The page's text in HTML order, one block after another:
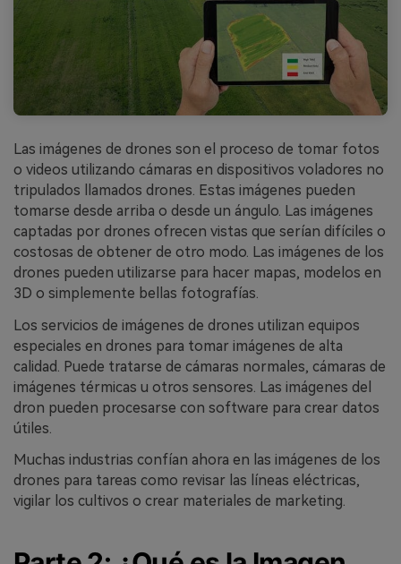
Las imágenes de drones son el proceso de tomar fotos
o videos utilizando cámaras en dispositivos voladores no
tripulados llamados drones. Estas imágenes pueden
tomarse desde arriba o desde un ángulo. Las imágenes
captadas por drones ofrecen vistas que serían difíciles o
costosas de obtener de otro modo. Las imágenes de los
drones pueden utilizarse para hacer mapas, modelos en
3D o simplemente bellas fotografías.
Los servicios de imágenes de drones utilizan equipos
especiales en drones para tomar imágenes de alta
calidad. Puede tratarse de cámaras normales, cámaras de
imágenes térmicas u otros sensores. Las imágenes del
dron pueden procesarse con software para crear datos
útiles.
Muchas industrias confían ahora en las imágenes de los
drones para tareas como revisar las líneas eléctricas,
vigilar los cultivos o crear materiales de marketing.